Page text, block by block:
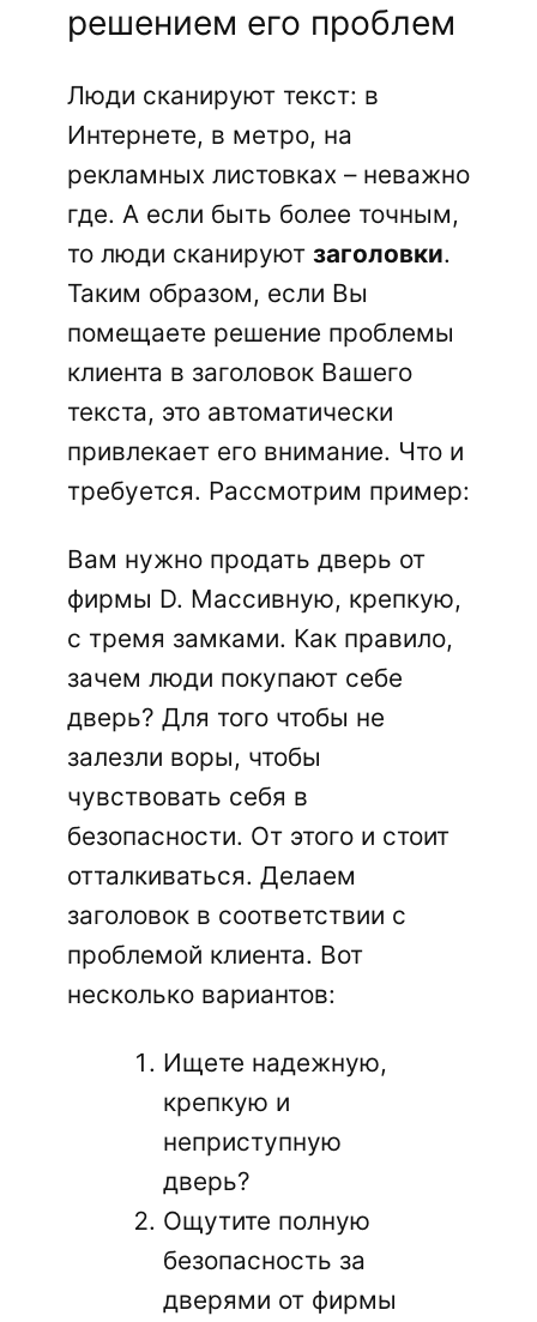
решением его проблем
Люди сканируют текст: в
Интернете, в метро, на
рекламных листовках – неважно
где. А если быть более точным,
то люди сканируют заголовки.
Таким образом, если Вы
помещаете решение проблемы
клиента в заголовок Вашего
текста, это автоматически
привлекает его внимание. Что и
требуется. Рассмотрим пример:
Вам нужно продать дверь от
фирмы D. Массивную, крепкую,
с тремя замками. Как правило,
зачем люди покупают себе
дверь? Для того чтобы не
залезли воры, чтобы
чувствовать себя в
безопасности. От этого и стоит
отталкиваться. Делаем
заголовок в соответствии с
проблемой клиента. Вот
несколько вариантов:
Ищете надежную,
крепкую и
неприступную
дверь?
Ощутите полную
безопасность за
дверями от фирмы